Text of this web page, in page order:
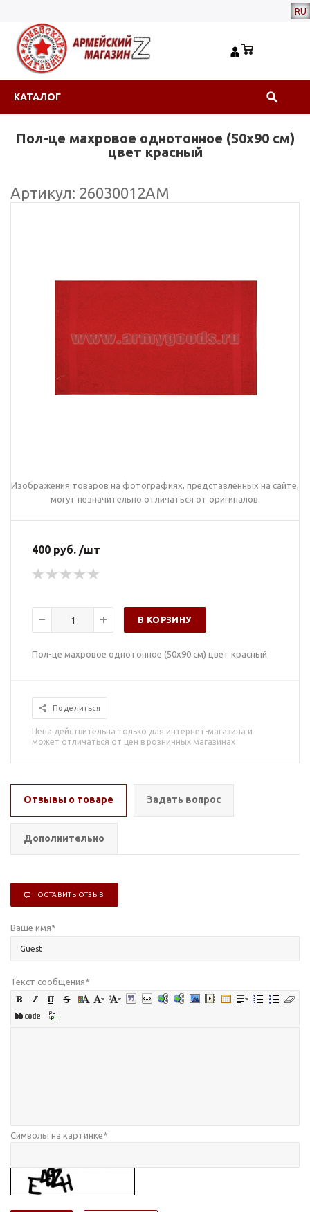
RU
КАТАЛОГ
Пол-це махровое однотонное (50х90 см)
цвет красный
Артикул: 26030012АМ
Изображения товаров на фотографиях, представленных на сайте,
могут незначительно отличаться от оригиналов.
400 руб. /шт
В КОРЗИНУ
Пол-це махровое однотонное (50х90 см) цвет красный
Поделиться
Цена действительна только для интернет-магазина и
может отличаться от цен в розничных магазинах
Отзывы о товаре Задать вопрос
Дополнительно
ОСТАВИТЬ ОТЗЫВ
Ваше имя*
Текст сообщения*
Символы на картинке*